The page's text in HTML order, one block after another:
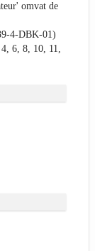
omvat de
4-DBK-01)
6, 8, 10, 11,